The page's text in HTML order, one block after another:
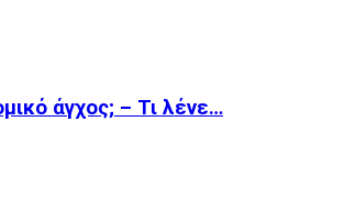
άγχος; – Τι λένε…